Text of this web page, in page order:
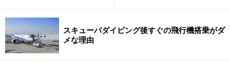
スキューバダイビング後すぐの飛行機搭乗がダ
メな理由